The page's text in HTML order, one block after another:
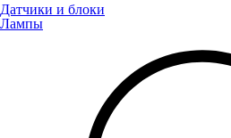
Датчики и блоки
Лампы